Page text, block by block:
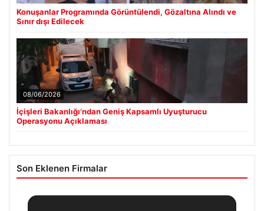
Konuşanlar Programında Görüntülendi, Gözaltına Alındı ve
Sınır dışı Edilecek
08/06/2026
İçişleri Bakanlığı’ndan Geniş Kapsamlı Uyuşturucu
Operasyonu Açıklaması
Son Eklenen Firmalar